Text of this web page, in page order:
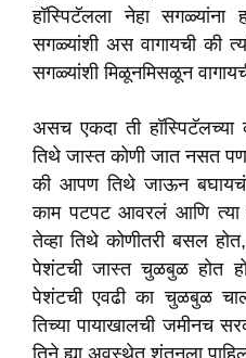
हॉस्पिटॅलला नेहा सगळ्यांना
सगळ्यांशी अस वागायची की
सगळ्यांशी मिळूनमिसळून
असच एकदा ती हॉस्पिटॅलच्या
तिथे जास्त कोणी जात नसत पण
की आपण तिथे जाऊन
काम पटपट आवरलं आणि त्या
तेव्हा तिथे कोणीतरी बसल
पेशंटची जास्त चुळबुळ होत
पेशंटची एवढी का चुळबुळ
तिच्या पायाखालची जमीनच
तिने ह्या अवस्थेत शंतनुला